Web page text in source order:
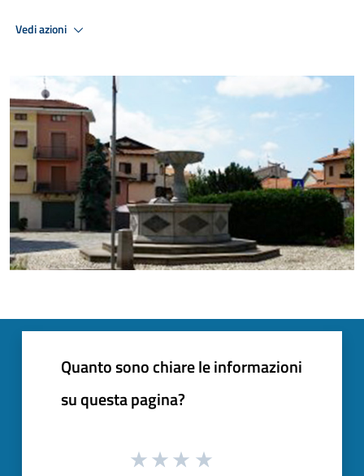
Vedi azioni
Quanto sono chiare le informazioni
su questa pagina?